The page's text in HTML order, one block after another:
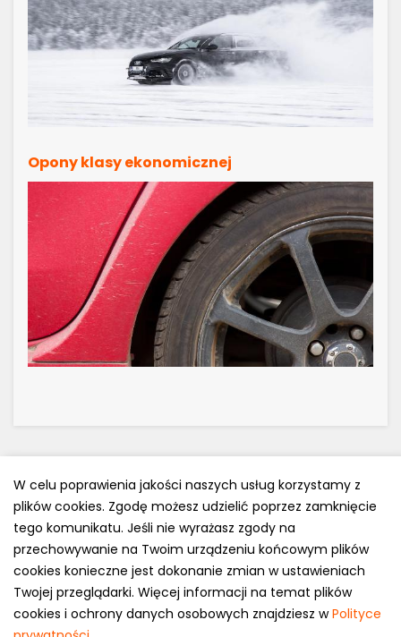
Opony klasy ekonomicznej
Polityka prywatności
e-mail: kontakt@opony.com.pl
Copyright © 2000-2023 Opony.com.pl
W celu poprawienia jakości naszych usług korzystamy z
plików cookies. Zgodę możesz udzielić poprzez zamknięcie
tego komunikatu. Jeśli nie wyrażasz zgody na
przechowywanie na Twoim urządzeniu końcowym plików
cookies konieczne jest dokonanie zmian w ustawieniach
Twojej przeglądarki. Więcej informacji na temat plików
cookies i ochrony danych osobowych znajdziesz wPolityce